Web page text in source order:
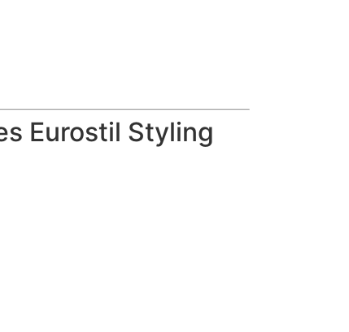
Eurostil Styling